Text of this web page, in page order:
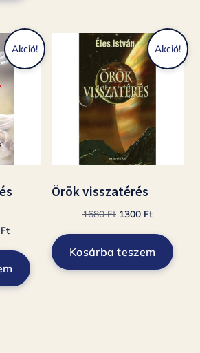
Akció!
FtCurrent
2500 Ft.
Akció!
Örök visszatérés
1680Ft Original
was:
1300 FtCurrent
1300 Ft.
Kosárba teszem